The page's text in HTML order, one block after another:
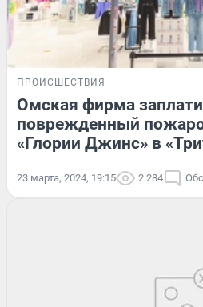
ПРОИСШЕСТВИЯ
Омская фирма
поврежденный
«Глории Джинс» в
23 марта, 2024, 19:15 2 284